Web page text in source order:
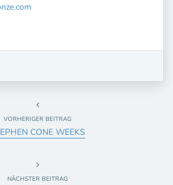
VORHERIGER BEITRAG
CONE WEEKS
NÄCHSTER BEITRAG